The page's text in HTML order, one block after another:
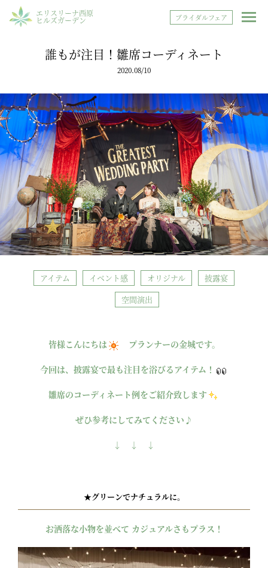
エリスリーナ西原
ヒルズガーデン ブライダルフェア
誰もが注目！雛席コーディネート
2020.08/10
アイテム イベント感 オリジナル
披露宴
空間演出
皆様こんにちは プランナーの金城です。
今回は、披露宴で最も注目を浴びるアイテム！
雛席のコーディネート例をご紹介致します
ぜひ参考にしてみてください♪
↓ ↓ ↓
★グリーンでナチュラルに。
お洒落な小物を並べて カジュアルさもプラス！